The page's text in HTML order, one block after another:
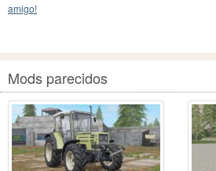
amigo!
Mods parecidos